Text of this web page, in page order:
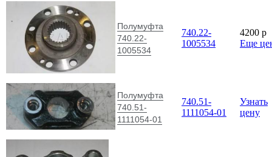
Полумуфта
740.22-
1005534
740.22-
1005534
4200 p
Еще
Полумуфта
740.51-
1111054-01
740.51-
1111054-01
Узнать
цену